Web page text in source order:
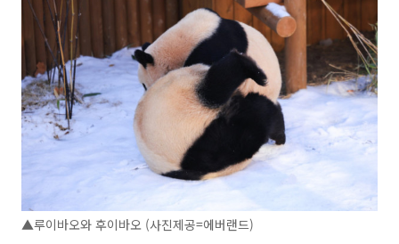
▲루이바오와 후이바오 (사진제공=에버랜드)